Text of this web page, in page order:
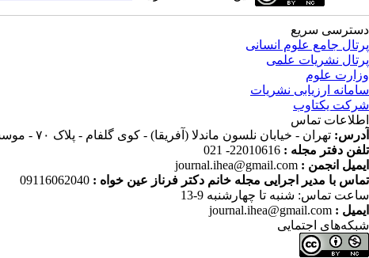
دسترسی سریع
پرتال جامع علوم انسانی
پرتال نشریات علمی
وزارت علوم
سامانه ارزیابی نشریات
شرکت یکتاوب
اطلاعات تماس
آدرس: تهران - خیابان نلسون ماندلا (آفریقا) - کوی گلفام - پلاک ۷۰ - موسسه پژوهش و برنامه ریزی آموزش عالی
تلفن دفتر مجله : 22010616- 021
ایمیل انجمن : journal.ihea@gmail.com
تماس با مدیر اجرایی مجله خانم دکتر فرناز عین خواه : 09116062040
ساعت تماس: شنبه تا چهارشنبه 9-13
ایمیل : journal.ihea@gmail.com
شبکه‌های اجتمایی